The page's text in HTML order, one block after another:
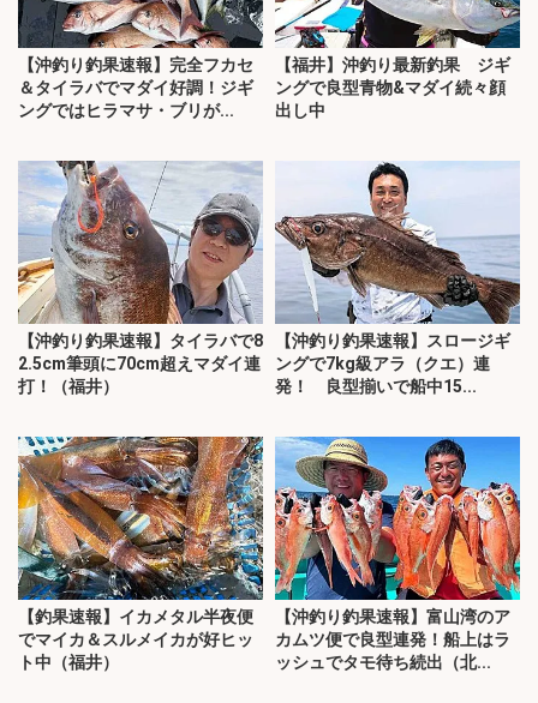
【沖釣り釣果速報】完全フカセ
＆タイラバでマダイ好調！ジギ
ングではヒラマサ・ブリが...
【福井】沖釣り最新釣果 ジギ
ングで良型青物&マダイ続々顔
出し中
【沖釣り釣果速報】タイラバで8
2.5cm筆頭に70cm超えマダイ連
打！（福井）
【沖釣り釣果速報】スロージギ
ングで7kg級アラ（クエ）連
発！ 良型揃いで船中15...
【釣果速報】イカメタル半夜便
でマイカ＆スルメイカが好ヒッ
ト中（福井）
【沖釣り釣果速報】富山湾のア
カムツ便で良型連発！船上はラ
ッシュでタモ待ち続出（北...